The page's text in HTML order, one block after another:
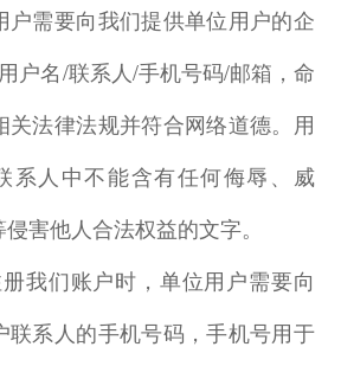
户需要向我们提供单位用户的企
用户名/联系人/手机号码/邮箱，命
关法律法规并符合网络道德。用
系人中不能含有任何侮辱、威
害他人合法权益的文字。
我们账户时，单位用户需要向
联系人的手机号码，手机号用于